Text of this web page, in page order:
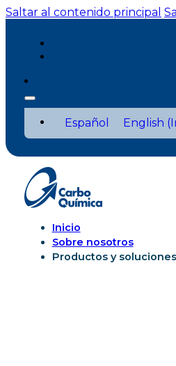
Saltar al contenido principal
Español English (
Inicio
Sobre nosotros
Productos y soluciones